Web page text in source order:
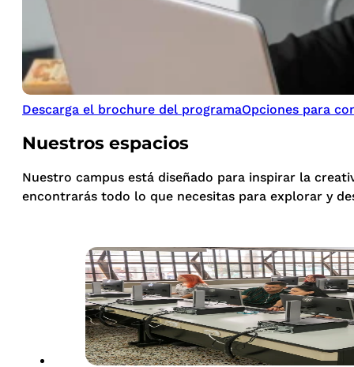
Descarga el brochure del programaOpciones para
Nuestros espacios
Nuestro campus está diseñado para inspirar la
encontrarás todo lo que necesitas para explorar y